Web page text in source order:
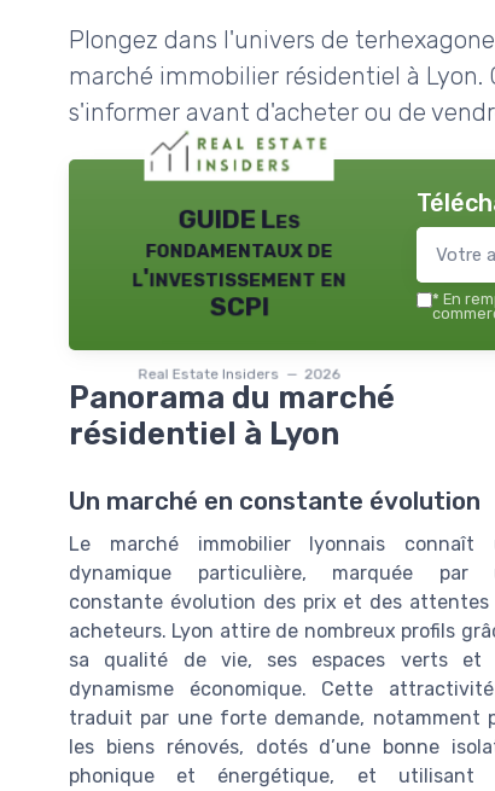
Plongez dans l'univers de
marché immobilier résidentiel à
s'informer avant d'acheter ou de
GUIDE Les
fondamentaux de
l'investissement en
SCPI
Real Estate Insiders — 2026
* En
Panorama du marché
résidentiel à Lyon
Un marché en constante évolution
Le marché immobilier lyonnais connaît
dynamique particulière, marquée par
constante évolution des prix et des attentes
acheteurs. Lyon attire de nombreux profils
sa qualité de vie, ses espaces verts et
dynamisme économique. Cette
traduit par une forte demande, notamment
les biens rénovés, dotés d’une bonne
phonique et énergétique, et utilisant